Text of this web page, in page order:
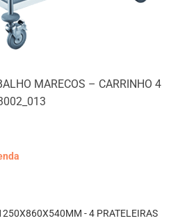
MARECOS – CARRINHO 4
- 4 PRATELEIRAS